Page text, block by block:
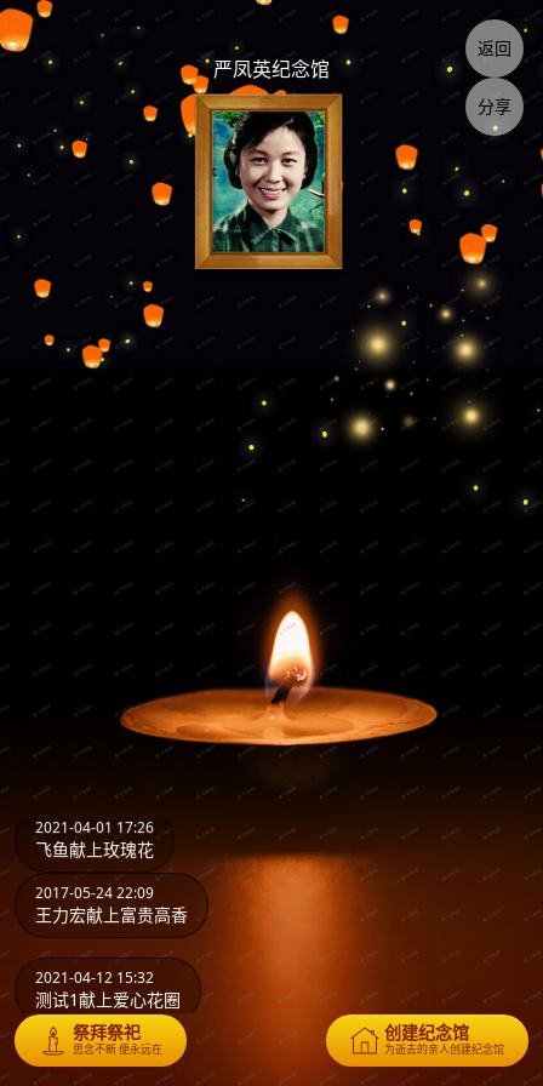
严凤英纪念馆
祭拜祭祀
思念不断 便永远在
创建纪念馆
为逝去的亲人创建纪念馆
返回
分享
2021-04-12 15:32
飞鱼献上玫瑰花
2021-04-01 17:29
2021-04-01 17:26
飞鱼献上玫瑰花
2017-05-24 22:09
王力宏献上富贵高香
2021-04-12 15:32
测试1献上爱心花圈
2021-04-01 17:30
飞鱼献上玫瑰花